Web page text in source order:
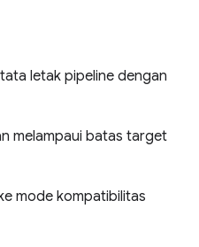
letak pipeline dengan
melampaui batas target
mode kompatibilitas